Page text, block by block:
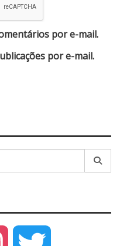
por e-mail.
por e-mail.